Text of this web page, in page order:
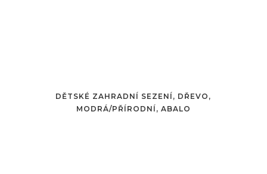
DĚTSKÉ ZAHRADNÍ SEZENÍ, DŘEVO,
MODRÁ/PŘÍRODNÍ, ABALO